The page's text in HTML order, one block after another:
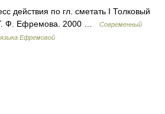
действия по гл. сметать I Толковый
Ф. Ефремова. 2000 …
Современный
Ефремовой